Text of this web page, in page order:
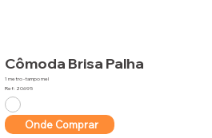
Cômoda Brisa Palha
1 metro -tampo mel
Ref: 20695
Onde Comprar